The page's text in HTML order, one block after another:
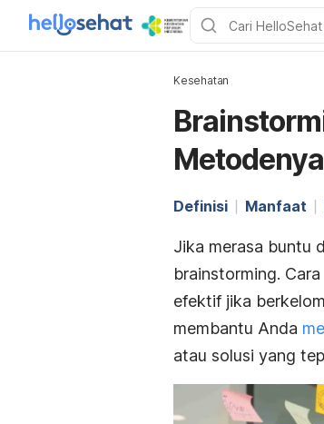
Kesehatan
Metodenya
Definisi Manfaat
Jika merasa buntu
brainstorming.
efektif jika
membantu Anda
atau solusi yang